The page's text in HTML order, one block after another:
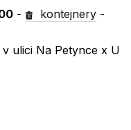
- kontejnery -
ulici Na Petynce x U